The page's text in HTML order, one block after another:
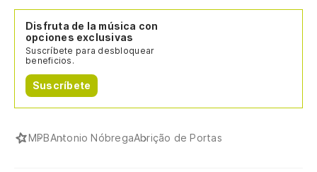
Disfruta de la música con
opciones exclusivas
Suscríbete para desbloquear
beneficios.
Suscríbete
MPBAntonio NóbregaAbrição de Portas